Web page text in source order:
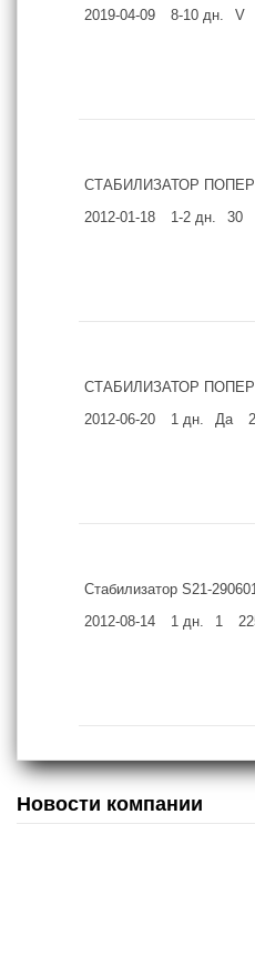
2019-04-09
8-10 дн. V
СТАБИЛИЗАТОР
2012-01-18
1-2 дн. 30
СТАБИЛИЗАТОР
2012-06-20
1 дн. Да
Стабилизатор S21-
2012-08-14
1 дн. 1
Новости компании